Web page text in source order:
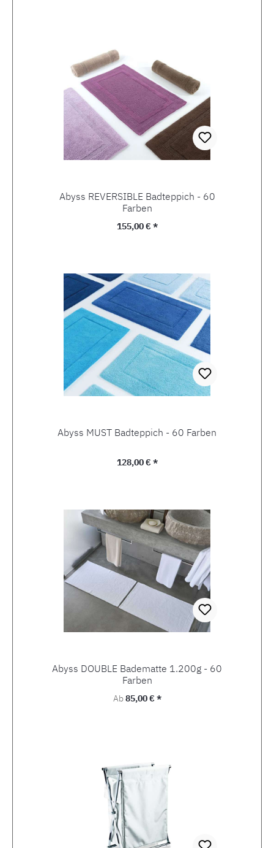
Abyss REVERSIBLE Badteppich - 60
Farben
Regulärer Preis:
155,00 € *
Abyss MUST Badteppich - 60 Farben
Regulärer Preis:
128,00 € *
Abyss DOUBLE Badematte 1.200g - 60
Farben
Regulärer Preis:
Ab85,00 € *